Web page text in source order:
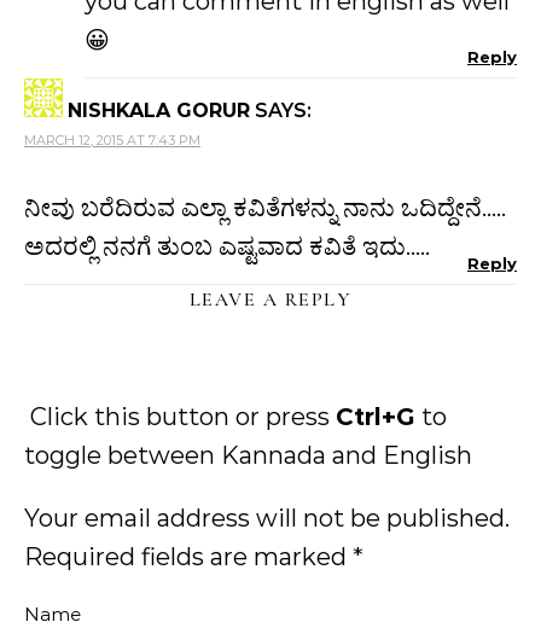
😀
Reply
NISHKALA GORUR SAYS:
MARCH 12, 2015 AT 7:43 PM
ನೀವು ಬರೆದಿರುವ ಎಲ್ಲಾ ಕವಿತೆಗಳನ್ನು ನಾನು ಒದಿದ್ದೇನೆ…..
ಅದರಲ್ಲಿ ನನಗೆ ತುಂಬ ಎಷ್ಟವಾದ ಕವಿತೆ ಇದು…..
Reply
LEAVE A REPLY
Click this button or press Ctrl+G to
toggle between Kannada and English
Your email address will not be published.
Required fields are marked *
Name